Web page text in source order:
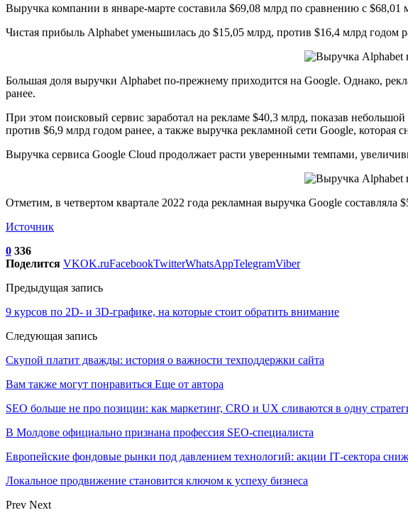
Выручка компании в январе-марте составила $69,08 млрд по сравнению с
Чистая прибыль Alphabet уменьшилась до $15,05 млрд, против $16,4 млрд годом
Большая доля выручки Alphabet по-прежнему приходится на Google. Однако,
ранее.
При этом поисковый сервис заработал на рекламе $40,3 млрд, показав
против $6,9 млрд годом ранее, а также выручка рекламной сети Google, которая
Выручка сервиса Google Cloud продолжает расти уверенными темпами,
Отметим, в четвертом квартале 2022 года рекламная выручка Google
Источник
0 336
Поделится VKOK.ruFacebookTwitterWhatsAppTelegramViber
Предыдущая запись
9 курсов по 2D- и 3D-графике, на которые стоит обратить внимание
Следующая запись
Скупой платит дважды: история о важности техподдержки сайта
Вам также могут понравиться Еще от автора
SEO больше не про позиции: как маркетинг, CRO и UX сливаются в одну
В Молдове официально признана профессия SEO-специалиста
Европейские фондовые рынки под давлением технологий: акции IT‑сектора
Локальное продвижение становится ключом к успеху бизнеса
Prev Next